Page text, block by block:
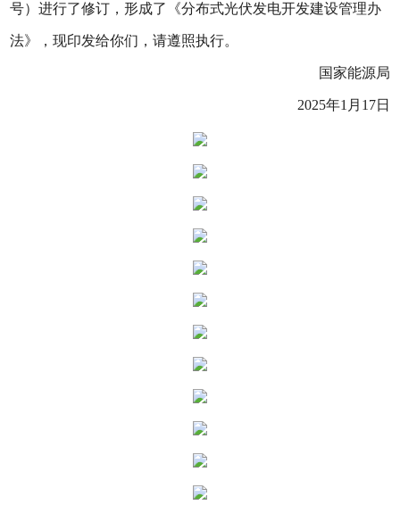
号）进行了修订，形成了《分布式光伏发电开发建设管理办
法》，现印发给你们，请遵照执行。
国家能源局
2025年1月17日